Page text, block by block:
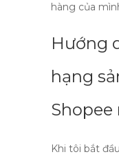
hàng của
Hướng
hạng
Khi tôi bắt